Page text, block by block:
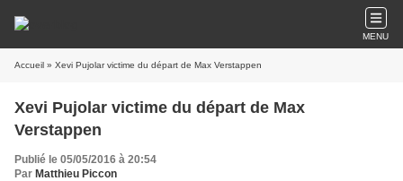
MENU
Accueil » Xevi Pujolar victime du départ de Max Verstappen
Xevi Pujolar victime du départ de Max
Verstappen
Publié le 05/05/2016 à 20:54
Par Matthieu Piccon